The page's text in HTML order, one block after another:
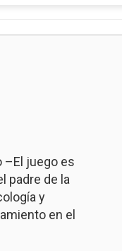
–El juego es
padre de la
y
en el